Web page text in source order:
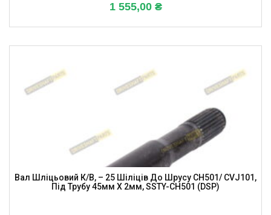
1 555,00 ₴
Вал Шліцьовий К/в, – 25 Шіліців До Шрусу CH501/ CVJ101,
Під Трубу 45мм X 2мм, SSTY-CH501 (DSP)